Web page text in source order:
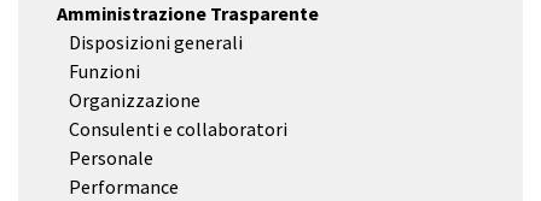
Amministrazione Trasparente
Disposizioni generali
Funzioni
Organizzazione
Consulenti e collaboratori
Personale
Performance